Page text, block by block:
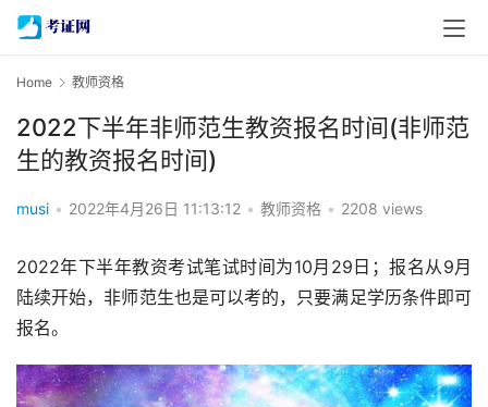
Home 教师资格
2022下半年非师范生教资报名时间(非师范
生的教资报名时间)
musi • 2022年4月26日 11:13:12 • 教师资格 • 2208 views
2022年下半年教资考试笔试时间为10月29日；报名从9月
陆续开始，非师范生也是可以考的，只要满足学历条件即可
报名。